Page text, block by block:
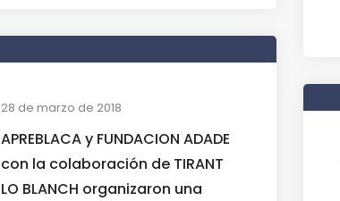
28 de marzo de 2018
APREBLACA y FUNDACION ADADE
con la colaboración de TIRANT
LO BLANCH organizaron una